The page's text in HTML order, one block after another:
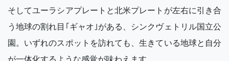
そしてユーラシアプレートと北米プレートが左右に引き合
う地球の割れ目｢ギャオ｣がある、シンクヴェトリル国立公
園。いずれのスポットを訪れても、生きている地球と自分